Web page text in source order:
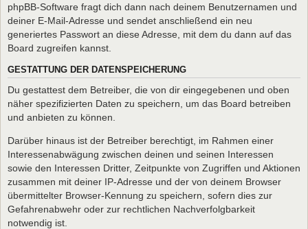
phpBB-Software fragt dich dann nach deinem Benutzernamen und
deiner E-Mail-Adresse und sendet anschließend ein neu
generiertes Passwort an diese Adresse, mit dem du dann auf das
Board zugreifen kannst.
GESTATTUNG DER DATENSPEICHERUNG
Du gestattest dem Betreiber, die von dir eingegebenen und oben
näher spezifizierten Daten zu speichern, um das Board betreiben
und anbieten zu können.
Darüber hinaus ist der Betreiber berechtigt, im Rahmen einer
Interessenabwägung zwischen deinen und seinen Interessen
sowie den Interessen Dritter, Zeitpunkte von Zugriffen und Aktionen
zusammen mit deiner IP-Adresse und der von deinem Browser
übermittelter Browser-Kennung zu speichern, sofern dies zur
Gefahrenabwehr oder zur rechtlichen Nachverfolgbarkeit
notwendig ist.